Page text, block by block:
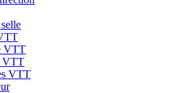
VTT
VTT
VTT